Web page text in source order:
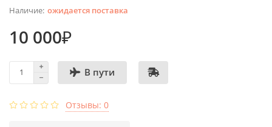
ожидается поставка
10 000₽
В пути
Отзывы: 0